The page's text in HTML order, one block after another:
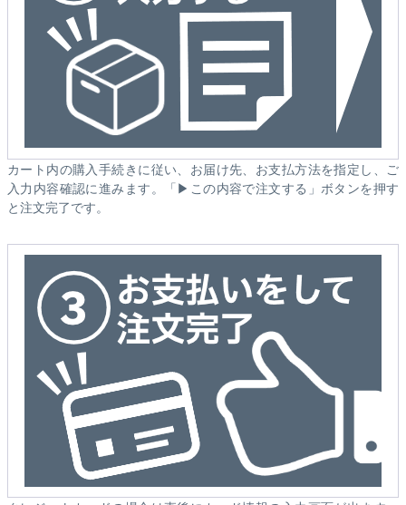
カート内の購入手続きに従い、お届け先、お支払方法を指定し、ご
入力内容確認に進みます。「▶この内容で注文する」ボタンを押す
と注文完了です。